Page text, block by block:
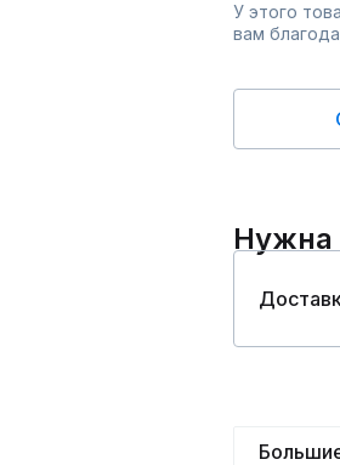
У этого
вам
Нужна